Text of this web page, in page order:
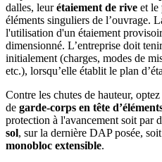
dalles, leurétaiement de rive et le
éléments singuliers de l’ouvrage.
l'utilisation d'un étaiement
dimensionné. L’entreprise doit
initialement (charges, modes de
etc.), lorsqu’elle établit le plan
Contre les chutes de hauteur,
de garde-corps en tête
protection à l'avancement soit par
sol, sur la dernière DAP posée,
monobloc extensible.